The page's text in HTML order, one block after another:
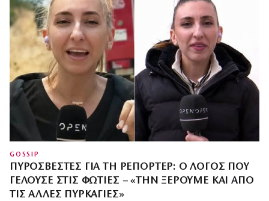
GOSSIP
ΠΥΡΟΣΒΈΣΤΕΣ ΓΙΑ ΤΗ ΡΕΠΌΡΤΕΡ: Ο ΛΌΓΟΣ ΠΟΥ
ΓΕΛΟΎΣΕ ΣΤΙΣ ΦΩΤΙΈΣ – «ΤΗΝ ΞΈΡΟΥΜΕ ΚΑΙ ΑΠΌ
ΤΙΣ ΆΛΛΕΣ ΠΥΡΚΑΓΙΈΣ»